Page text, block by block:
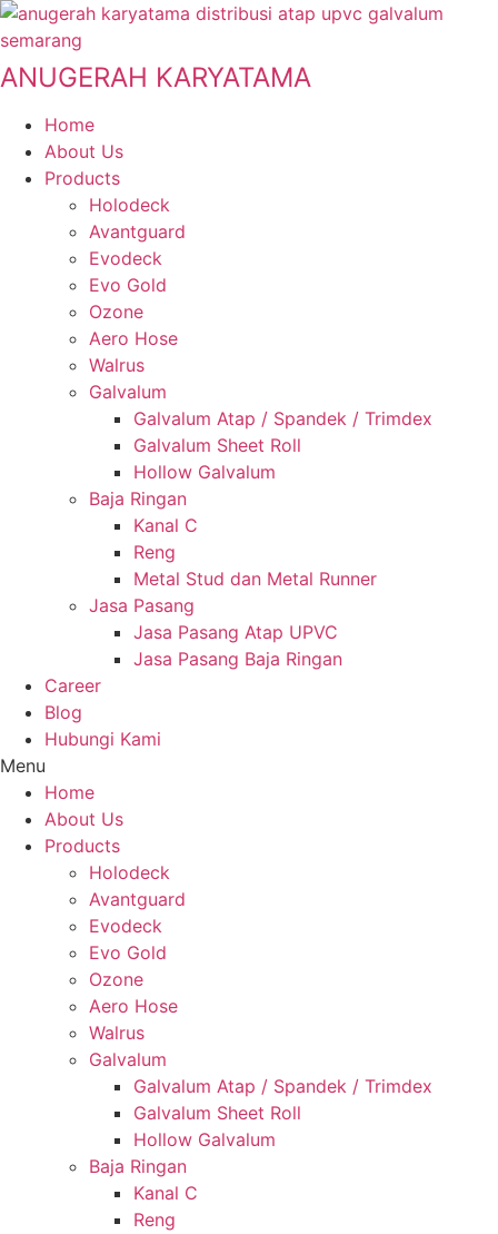
Skip
to
content
ANUGERAH KARYATAMA
Home
About Us
Products
Holodeck
Avantguard
Evodeck
Evo Gold
Ozone
Aero Hose
Walrus
Galvalum
Galvalum Atap / Spandek / Trimdex
Galvalum Sheet Roll
Hollow Galvalum
Baja Ringan
Kanal C
Reng
Metal Stud dan Metal Runner
Jasa Pasang
Jasa Pasang Atap UPVC
Jasa Pasang Baja Ringan
Career
Blog
Hubungi Kami
Menu
Home
About Us
Products
Holodeck
Avantguard
Evodeck
Evo Gold
Ozone
Aero Hose
Walrus
Galvalum
Galvalum Atap / Spandek / Trimdex
Galvalum Sheet Roll
Hollow Galvalum
Baja Ringan
Kanal C
Reng